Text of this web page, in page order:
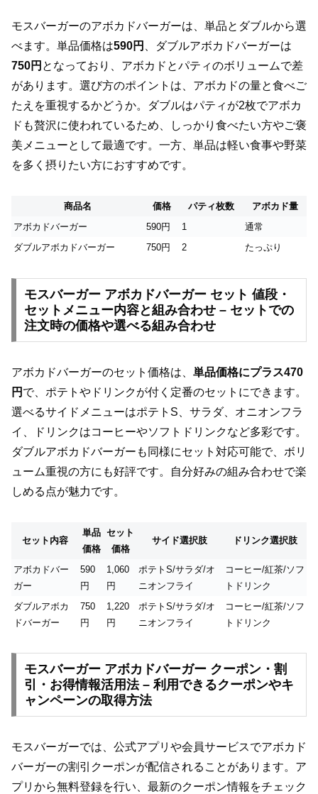
モスバーガーのアボカドバーガーは、単品とダブルから選
べます。単品価格は590円 、ダブルアボカドバーガーは
750円 となっており、アボカドとパティのボリュームで差
があります。選び方のポイントは、アボカドの量と食べご
たえを重視するかどうか。ダブルはパティが2枚でアボカ
ドも贅沢に使われているため、しっかり食べたい方やご褒
美メニューとして最適です。一方、単品は軽い食事や野菜
を多く摂りたい方におすすめです。
商品名 価格 パティ枚数
アボカド量
アボカドバーガー
590円 1
通常
ダブルアボカドバーガー
750円 2 たっぷり
モスバーガー アボカドバーガー セット 値段・
セットメニュー内容と組み合わせ – セットでの
注文時の価格や選べる組み合わせ
アボカドバーガーのセット価格は、 単品価格にプラス470
円 で、ポテトやドリンクが付く定番のセットにできます。
選べるサイドメニューはポテトS、サラダ、オニオンフラ
イ、ドリンクはコーヒーやソフトドリンクなど多彩です。
ダブルアボカドバーガーも同様にセット対応可能で、ボリ
ューム重視の方にも好評です。自分好みの組み合わせで楽
しめる点が魅力です。
セット内容
単品
価格
セット
価格
サイド選択肢 ドリンク選択肢
アボカドバー
ガー
590
円
1,060
円
ポテトS/サラダ/オ
ニオンフライ
コーヒー/紅茶/ソフ
トドリンク
ダブルアボカ
ドバーガー
750
円
1,220
円
ポテトS/サラダ/オ
ニオンフライ
コーヒー/紅茶/ソフ
トドリンク
モスバーガー アボカドバーガー クーポン・割
引・お得情報活用法 – 利用できるクーポンやキ
ャンペーンの取得方法
モスバーガーでは、公式アプリや会員サービスでアボカド
バーガーの割引クーポンが配信されることがあります。ア
プリから無料登録を行い、最新のクーポン情報をチェック